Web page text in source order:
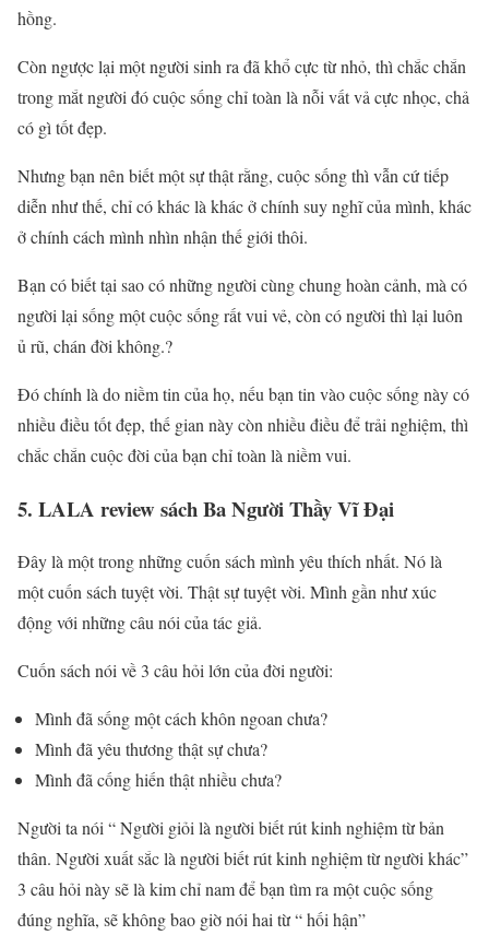
hồng.
Còn ngược lại một người sinh ra đã khổ cực từ nhỏ, thì chắc chắn
trong mắt người đó cuộc sống chỉ toàn là nỗi vất vả cực nhọc, chả
có gì tốt đẹp.
Nhưng bạn nên biết một sự thật rằng, cuộc sống thì vẫn cứ tiếp
diễn như thế, chỉ có khác là khác ở chính suy nghĩ của mình, khác
ở chính cách mình nhìn nhận thế giới thôi.
Bạn có biết tại sao có những người cùng chung hoàn cảnh, mà có
người lại sống một cuộc sống rất vui vẻ, còn có người thì lại luôn
ủ rũ, chán đời không.?
Đó chính là do niềm tin của họ, nếu bạn tin vào cuộc sống này có
nhiều điều tốt đẹp, thế gian này còn nhiều điều để trải nghiệm, thì
chắc chắn cuộc đời của bạn chỉ toàn là niềm vui.
5. LALA review sách Ba Người Thầy Vĩ Đại
Đây là một trong những cuốn sách mình yêu thích nhất. Nó là
một cuốn sách tuyệt vời. Thật sự tuyệt vời. Mình gần như xúc
động với những câu nói của tác giả.
Cuốn sách nói về 3 câu hỏi lớn của đời người:
Mình đã sống một cách khôn ngoan chưa?
Mình đã yêu thương thật sự chưa?
Mình đã cống hiến thật nhiều chưa?
Người ta nói “ Người giỏi là người biết rút kinh nghiệm từ bản
thân. Người xuất sắc là người biết rút kinh nghiệm từ người khác”
3 câu hỏi này sẽ là kim chỉ nam để bạn tìm ra một cuộc sống
đúng nghĩa, sẽ không bao giờ nói hai từ “ hối hận”